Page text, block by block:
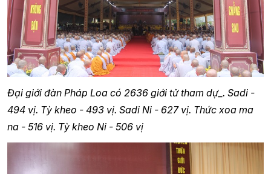
Đại giới đàn Pháp Loa có 2636 giới tử tham dự_. Sadi -
494 vị. Tỳ kheo - 493 vị. Sadi Ni - 627 vị. Thức xoa ma
na - 516 vị. Tỳ kheo Ni - 506 vị